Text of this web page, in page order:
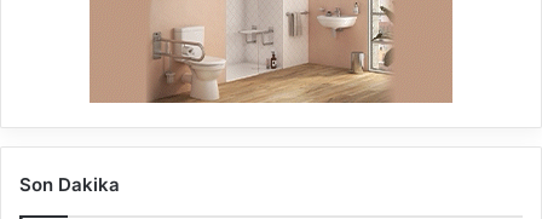
Son Dakika